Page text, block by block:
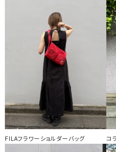
FILAフラワーショルダーバッグ コ